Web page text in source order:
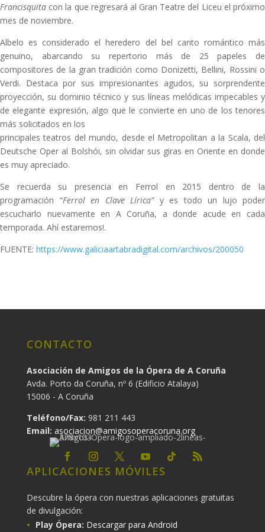
Francisquita con la que regresará al Gran Teatre del Liceu el próximo
mes de noviembre.
Albelo es considerado el heredero del bel canto romántico más
genuino, abarcando su repertorio más de 25 papeles de
compositores de la gran tradición como Donizetti, Bellini, Rossini o
Verdi. Destaca por sus impresionantes agudos, su sorprendente
proyección, su dominio técnico y sus líneas melódicas impecables y
de elegante expresión, algo que le convierte en uno de los tenores
más solicitados en los
principales teatros del mundo, desde el Metropolitan a la Scala, del
Deutsche Oper al Bolshói, sin olvidar sus giras en Oriente en donde
es muy apreciado.
Se recuerda su presencia en Ferrol en 2015 dentro de la
programación “Ferrol en Clave Lírica”y es todo un lujo poder
escucharlo nuevamente en A Coruña, a donde acude en cada
temporada. Ahí estaremos!.
FUENTE: https://www.galiciaartabradigital.com/archivos/200050
CONTACTO
Asociación de Amigos de la Ópera de A Coruña
Avda. Porto da Coruña, nº 6 (Edificio Atalaya)
15006 - A Coruña
Teléfono/Fax: 981 211 443
Email: asociacion@amigosoperacoruna.org
APLICACIONES MÓVILES
Descubre la ópera con nuestras aplicaciones gratuitas
de divulgación:
Play Ópera: Descargar para Android